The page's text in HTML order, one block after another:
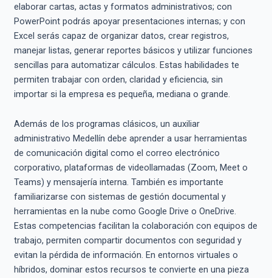
elaborar cartas, actas y formatos administrativos; con
PowerPoint podrás apoyar presentaciones internas; y con
Excel serás capaz de organizar datos, crear registros,
manejar listas, generar reportes básicos y utilizar funciones
sencillas para automatizar cálculos. Estas habilidades te
permiten trabajar con orden, claridad y eficiencia, sin
importar si la empresa es pequeña, mediana o grande.
Además de los programas clásicos, un auxiliar
administrativo Medellín debe aprender a usar herramientas
de comunicación digital como el correo electrónico
corporativo, plataformas de videollamadas (Zoom, Meet o
Teams) y mensajería interna. También es importante
familiarizarse con sistemas de gestión documental y
herramientas en la nube como Google Drive o OneDrive.
Estas competencias facilitan la colaboración con equipos de
trabajo, permiten compartir documentos con seguridad y
evitan la pérdida de información. En entornos virtuales o
híbridos, dominar estos recursos te convierte en una pieza